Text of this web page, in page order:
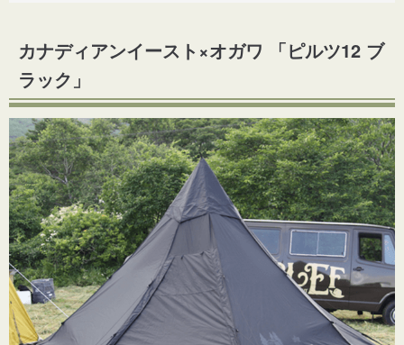
カナディアンイースト×オガワ 「ピルツ12 ブ
ラック」